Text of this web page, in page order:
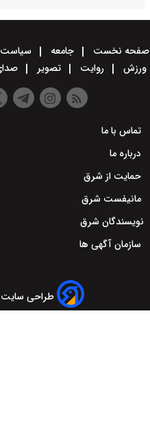
سیاست اقتصاد
فرهنگ و هنر
صدای شرق
سایت خبری و خبرگزاری آسام